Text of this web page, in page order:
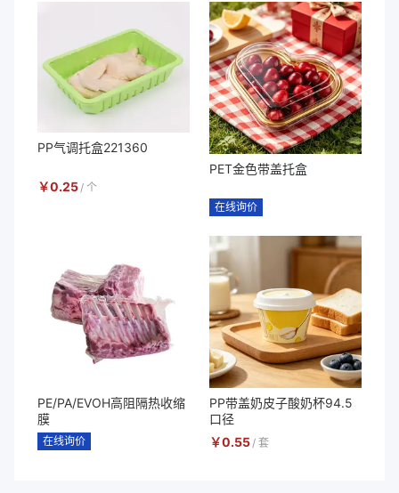
PP气调托盒221360
￥0.25 / 个
PET金色带盖托盒
在线询价
PE/PA/EVOH高阻隔热收缩
膜
在线询价
PP带盖奶皮子酸奶杯94.5
口径
￥0.55/ 套